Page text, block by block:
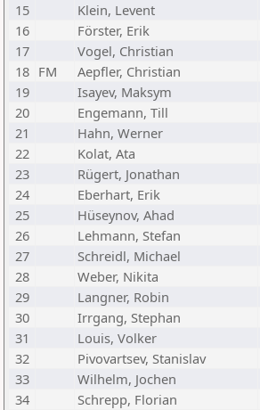
15
Klein, Levent
16
Förster, Erik
17
Vogel, Christian
18 FM Aepfler, Christian
19
Isayev, Maksym
20
Engemann, Till
21
Hahn, Werner
22
Kolat, Ata
23
Rügert, Jonathan
24
Eberhart, Erik
25
Hüseynov, Ahad
26
Lehmann, Stefan
27
Schreidl, Michael
28
Weber, Nikita
29
Langner, Robin
30
Irrgang, Stephan
31
Louis, Volker
32
Pivovartsev, Stanislav
33
Wilhelm, Jochen
34
Schrepp, Florian